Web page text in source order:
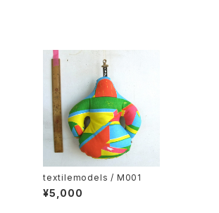
textilemodels / M001
¥5,000